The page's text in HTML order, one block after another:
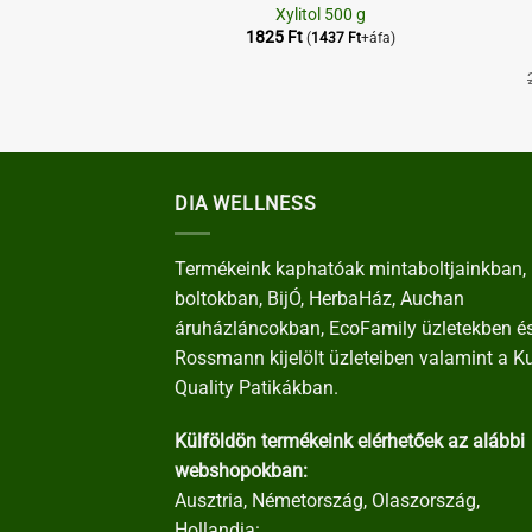
Xylitol 500 g
1825 Ft (1437 Ft+áfa)
DIA WELLNESS
Termékeink kaphatóak mintaboltjainkban,
boltokban, BijÓ, HerbaHáz, Auchan
áruházláncokban, EcoFamily üzletekben
Rossmann kijelölt üzleteiben valamint a
Quality Patikákban.
Külföldön termékeink elérhetőek az alábbi
webshopokban:
Ausztria, Németország, Olaszország,